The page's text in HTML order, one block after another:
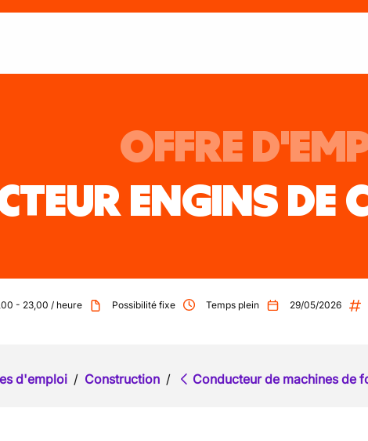
OFFRE
ENGINS DE
- 23,00 / heure Possibilité fixe Temps plein 29/05/2026
d'emploi / Construction / Conducteur de machines de